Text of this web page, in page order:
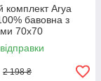
комплект Arya
бавовна з
70x70
2 198 ₴